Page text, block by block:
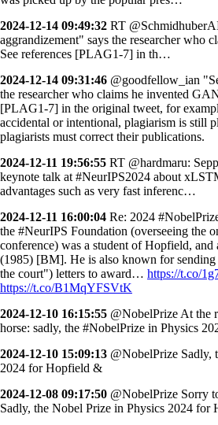
2024-12-14 09:49:32 RT
aggrandizement" says the researcher who
See references [PLAG1-7] in th…
2024-12-14 09:31:46 @goodfellow_ian
the researcher who claims he invented
[PLAG1-7] in the original tweet, for
accidental or intentional, plagiarism is still
plagiarists must correct their publications.
2024-12-11 19:56:55 RT @hardmaru:
keynote talk at #NeurIPS2024 about
advantages such as very fast inferenc…
2024-12-11 16:00:04 Re: 2024
the #NeurIPS Foundation (overseeing the
conference) was a student of Hopfield,
(1985) [BM]. He is also known for
the court") letters to award… https://t.co/
https://t.co/B1MqYFSVtK
2024-12-10 16:15:55 @NobelPrize At the
horse: sadly, the #NobelPrize in Physics
2024-12-10 15:09:13 @NobelPrize Sadly,
2024 for Hopfield &
2024-12-08 09:17:50 @NobelPrize Sorry
Sadly, the Nobel Prize in Physics 2024 for